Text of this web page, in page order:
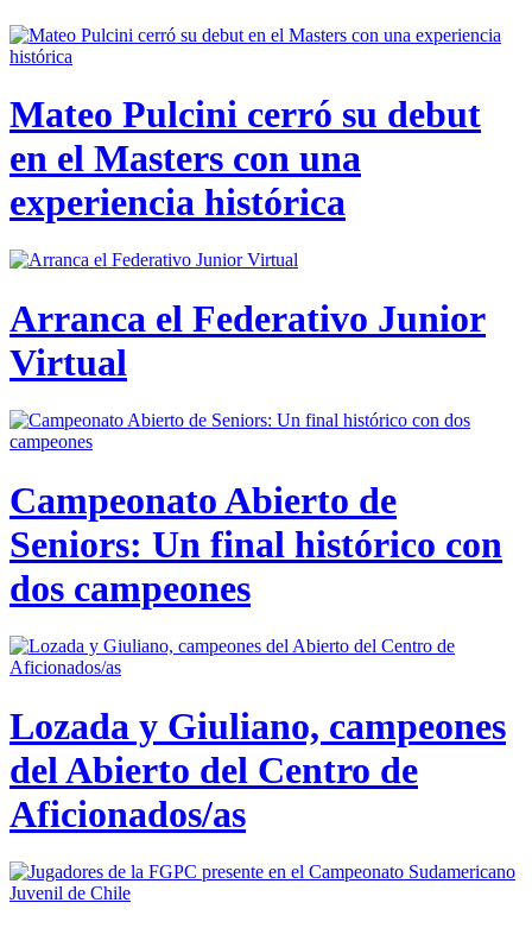
Mateo Pulcini cerró su debut
en el Masters con una
experiencia histórica
Arranca el Federativo Junior
Virtual
Campeonato Abierto de
Seniors: Un final histórico con
dos campeones
Lozada y Giuliano, campeones
del Abierto del Centro de
Aficionados/as